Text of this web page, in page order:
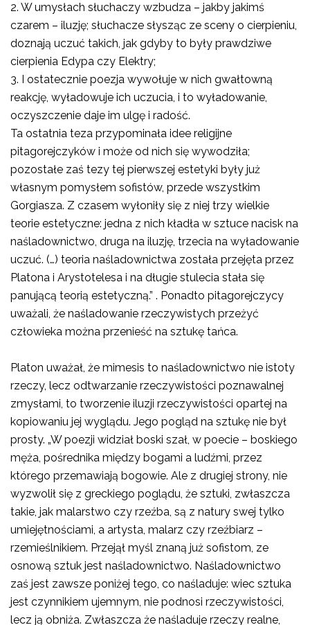
2. W umysłach słuchaczy wzbudza – jakby jakimś
czarem – iluzję; słuchacze słysząc ze sceny o cierpieniu,
doznają uczuć takich, jak gdyby to były prawdziwe
cierpienia Edypa czy Elektry;
3. I ostatecznie poezja wywołuje w nich gwałtowną
reakcję, wyładowuje ich uczucia, i to wyładowanie,
oczyszczenie daje im ulgę i radość.
Ta ostatnia teza przypominała idee religijne
pitagorejczyków i może od nich się wywodziła;
pozostałe zaś tezy tej pierwszej estetyki były już
własnym pomysłem sofistów, przede wszystkim
Gorgiasza. Z czasem wyłoniły się z niej trzy wielkie
teorie estetyczne: jedna z nich kładła w sztuce nacisk na
naśladownictwo, druga na iluzję, trzecia na wyładowanie
uczuć. (…) teoria naśladownictwa została przejęta przez
Platona i Arystotelesa i na długie stulecia stała się
panującą teorią estetyczną.” . Ponadto pitagorejczycy
uważali, że naśladowanie rzeczywistych przeżyć
człowieka można przenieść na sztukę tańca.
Platon uważał, że mimesis to naśladownictwo nie istoty
rzeczy, lecz odtwarzanie rzeczywistości poznawalnej
zmysłami, to tworzenie iluzji rzeczywistości opartej na
kopiowaniu jej wyglądu. Jego pogląd na sztukę nie był
prosty. „W poezji widział boski szał, w poecie – boskiego
męża, pośrednika między bogami a ludźmi, przez
którego przemawiają bogowie. Ale z drugiej strony, nie
wyzwolił się z greckiego poglądu, że sztuki, zwłaszcza
takie, jak malarstwo czy rzeźba, są z natury swej tylko
umiejętnościami, a artysta, malarz czy rzeźbiarz –
rzemieślnikiem. Przejął myśl znaną już sofistom, ze
osnową sztuk jest naśladownictwo. Naśladownictwo
zaś jest zawsze poniżej tego, co naśladuje: wiec sztuka
jest czynnikiem ujemnym, nie podnosi rzeczywistości,
lecz ją obniża. Zwłaszcza że naśladuje rzeczy realne,